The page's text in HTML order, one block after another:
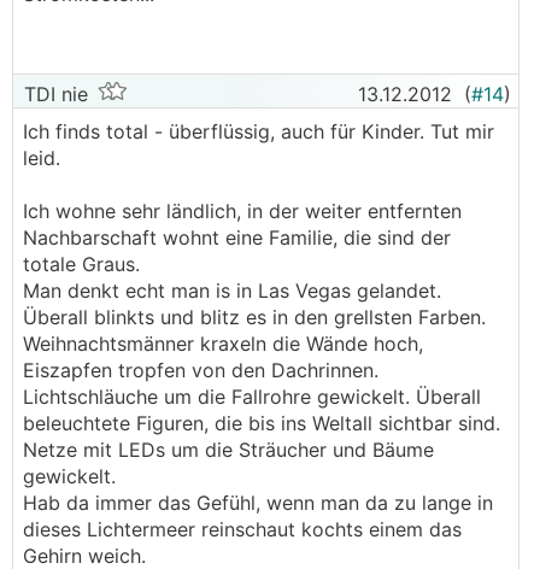
TDI nie 13.12.2012 (#14)
Ich finds total - überflüssig, auch für Kinder. Tut mir
leid.
Ich wohne sehr ländlich, in der weiter entfernten
Nachbarschaft wohnt eine Familie, die sind der
totale Graus.
Man denkt echt man is in Las Vegas gelandet.
Überall blinkts und blitz es in den grellsten Farben.
Weihnachtsmänner kraxeln die Wände hoch,
Eiszapfen tropfen von den Dachrinnen.
Lichtschläuche um die Fallrohre gewickelt. Überall
beleuchtete Figuren, die bis ins Weltall sichtbar sind.
Netze mit LEDs um die Sträucher und Bäume
gewickelt.
Hab da immer das Gefühl, wenn man da zu lange in
dieses Lichtermeer reinschaut kochts einem das
Gehirn weich.